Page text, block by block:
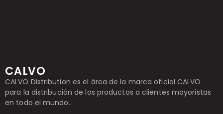
CALVO
CALVO Distribution es el área de la marca oficial CALVO
para la distribución de los productos a clientes mayoristas
en todo el mundo.